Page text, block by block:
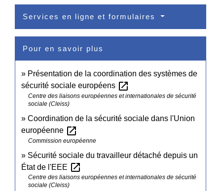
Services en ligne et formulaires
Pour en savoir plus
Présentation de la coordination des systèmes de
sécurité sociale européens open_in_new
Centre des liaisons européennes et internationales de sécurité
sociale (Cleiss)
Coordination de la sécurité sociale dans l'Union
européenne open_in_new
Commission européenne
Sécurité sociale du travailleur détaché depuis un
État de l'EEE open_in_new
Centre des liaisons européennes et internationales de sécurité
sociale (Cleiss)